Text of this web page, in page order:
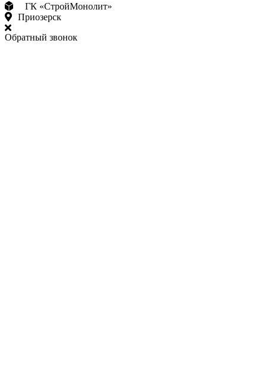
ГК «СтройМонолит»
Приозерск
Обратный звонок